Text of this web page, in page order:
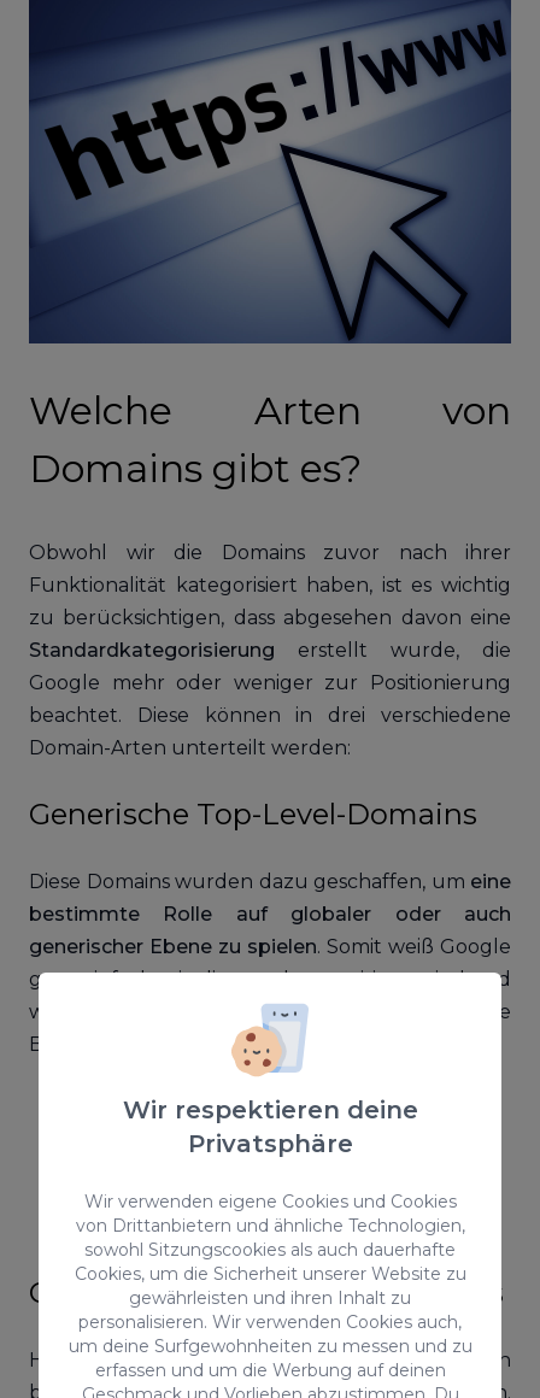
Wir respektieren deine
Privatsphäre
Wir verwenden eigene Cookies und Cookies
von Drittanbietern und ähnliche Technologien,
sowohl Sitzungscookies als auch dauerhafte
Cookies, um die Sicherheit unserer Website zu
gewährleisten und ihren Inhalt zu
personalisieren. Wir verwenden Cookies auch,
um deine Surfgewohnheiten zu messen und zu
erfassen und um die Werbung auf deinen
Welche Arten von
Domains gibt es?
Obwohl wir die Domains zuvor nach ihrer
Funktionalität kategorisiert haben, ist es wichtig
zu berücksichtigen, dass abgesehen davon eine
Standardkategorisierung erstellt wurde, die
Google mehr oder weniger zur Positionierung
beachtet. Diese können in drei verschiedene
Domain-Arten unterteilt werden:
Generische Top-Level-Domains
Diese Domains wurden dazu geschaffen, um eine
bestimmte Rolle auf globaler oder auch
generischer Ebene zu spielen. Somit weiß Google
ganz einfach, wie diese zu kategorisieren sind und
wo sie positioniert werden müssen. Einige
Beispiele sind:
org: Gemeinnützige Organisation
com: Kommerziellle Website
net: Internetservice Unternehmen
info: Informative Website
biz: Handels Website
Geografische Top-Level-Domains
Hierbei handelt es sich um Domains, die einen
bestimmten geografischen Standort festlegen.